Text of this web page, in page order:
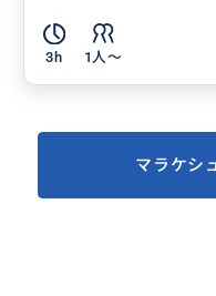
3h 1人〜
マラケシ